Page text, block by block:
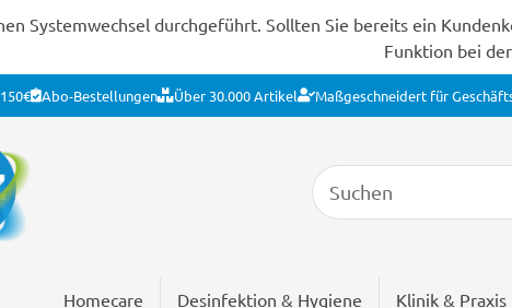
Systemwechsel durchgeführt. Sollten Sie bereits ein
Funktion bei
Abo-Bestellungen Über 30.000 Artikel Maßgeschneidert für
Homecare Desinfektion & Hygiene Klinik & Praxis